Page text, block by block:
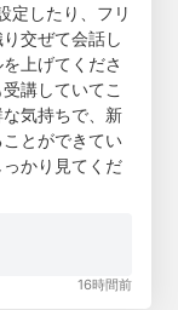
定したり、フリ
交ぜて会話し
上げてくださ
講していてこ
気持ちで、新
とができてい
かり見てくだ
16時間前